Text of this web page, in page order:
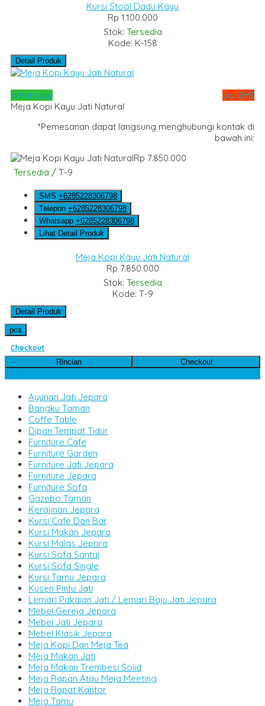
Kursi Stool Dadu Kayu
Rp 1.100.000
Stok: Tersedia
Kode: K-158
Detail Produk
Whatsapp
via SMS
Meja Kopi Kayu Jati Natural
*Pemesanan dapat langsung menghubungi kontak di
bawah ini:
Rp 7.850.000
Tersedia / T-9
SMS +6285228306798
Telepon +6285228306798
Whatsapp +6285228306798
Lihat Detail Produk
Meja Kopi Kayu Jati Natural
Rp 7.850.000
Stok: Tersedia
Kode: T-9
Detail Produk
pcs
Checkout
Rincian
Checkout
Ayunan Jati Jepara
Bangku Taman
Coffe Table
Dipan Tempat Tidur
Furniture Cafe
Furniture Garden
Furniture Jati Jepara
Furniture Jepara
Furniture Sofa
Gazebo Taman
Kerajinan Jepara
Kursi Cafe Dan Bar
Kursi Makan Jepara
Kursi Malas Jepara
Kursi Sofa Santai
Kursi Sofa Single
Kursi Tamu Jepara
Kusen Pintu Jati
Lemari Pakaian Jati / Lemari Baju Jati Jepara
Mebel Gereja Jepara
Mebel Jati Jepara
Mebel Klasik Jepara
Meja Kopi Dan Meja Tea
Meja Makan Jati
Meja Makan Trembesi Solid
Meja Rapan Atau Meja Meeting
Meja Rapat Kantor
Meja Tamu